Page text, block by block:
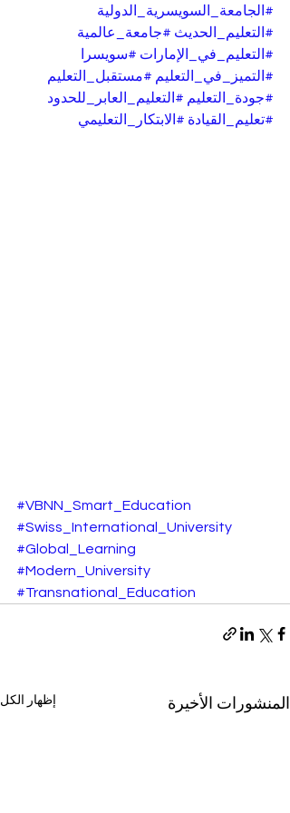
#الجامعة_السويسرية_الدولية
#التعليم_الحديث #جامعة_عالمية
#التعليم_في_الإمارات #سويسرا
#التميز_في_التعليم #مستقبل_التعليم
#جودة_التعليم #التعليم_العابر_للحدود
#تعليم_القيادة #الابتكار_التعليمي
#VBNN_Smart_Education
#Swiss_International_University
#Global_Learning
#Modern_University
#Transnational_Education
المنشورات الأخيرة إظهار الكل